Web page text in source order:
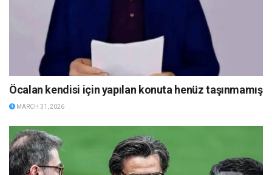
Öcalan kendisi için yapılan konuta henüz taşınmamış
MARCH 31, 2026